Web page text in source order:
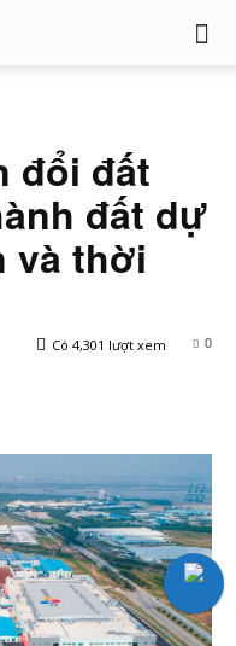
đổi đất
đất dự
và thời
0
Có 4,301 lượt xem